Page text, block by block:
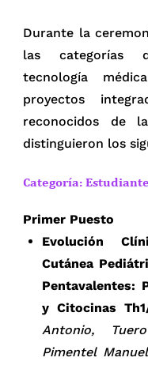
Durante la
las categorías
tecnología
proyectos
reconocidos de
distinguieron los
Categoría:
Primer Puesto
Evolución
Cutánea
Pentavalentes:
y Citocinas
Antonio,
Pimentel